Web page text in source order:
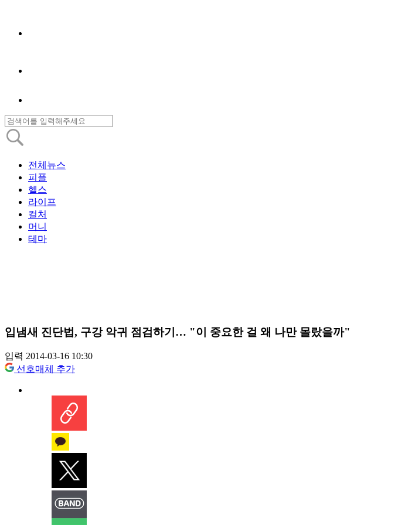
전체뉴스
피플
헬스
라이프
컬처
머니
테마
입냄새 진단법, 구강 악귀 점검하기… "이 중요한 걸 왜 나만 몰랐을까"
입력 2014-03-16 10:30
선호매체 추가